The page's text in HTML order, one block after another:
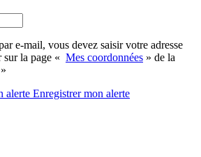
e-mail, vous devez saisir votre adresse
la page « Mes coordonnées » de la
alerte Enregistrermon alerte